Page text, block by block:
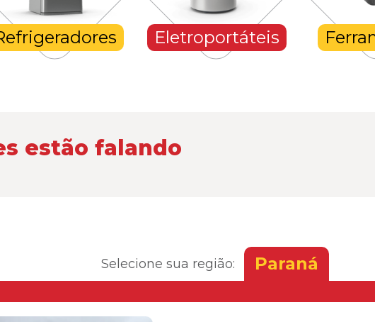
Eletroportáteis
estão falando
Selecione sua região: Paraná